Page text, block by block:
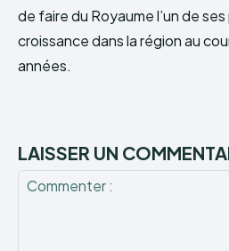
de faire du Royaume l’un de
croissance dans la région au
années.
LAISSER UN